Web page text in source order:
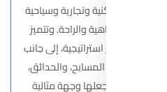
مجتمعات سكنية وتجارية وسياحية
يجمع بين الرفاهية والراحة. وتتميز
ومواقع استراتيجية، إلى جانب
مثل المسابح، والحدائق،
الترفيهية، مما يجعلها وجهة مثالية